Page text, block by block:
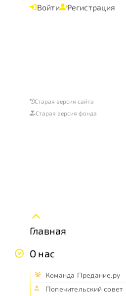
Войти Регистрация
Старая версия сайта
Старая версия фонда
Главная
О нас
Команда Предание.ру
Попечительский совет